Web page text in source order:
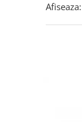
Afiseaza: